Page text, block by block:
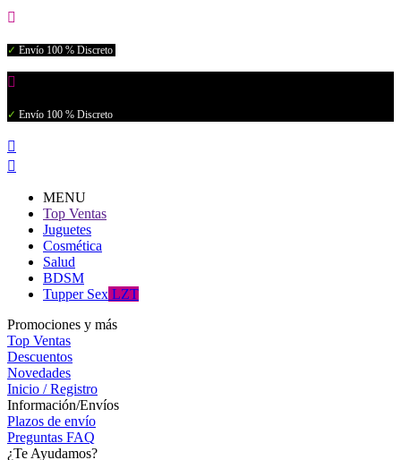

✓ Envío 100 % Discreto

✓ Envío 100 % Discreto


MENU
Top Ventas
Juguetes
Cosmética
Salud
BDSM
Tupper Sex LZT
Promociones y más
Top Ventas
Descuentos
Novedades
Inicio / Registro
Información/Envíos
Plazos de envío
Preguntas FAQ
¿Te Ayudamos?